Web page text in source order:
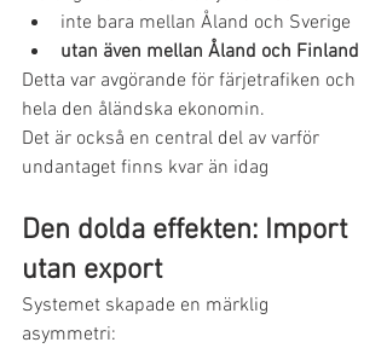
inte bara mellan Åland och Sverige
utan även mellan Åland och Finland
Detta var avgörande för färjetrafiken och
hela den åländska ekonomin.
Det är också en central del av varför
undantaget finns kvar än idag
Den dolda effekten: Import
utan export
Systemet skapade en märklig
asymmetri: